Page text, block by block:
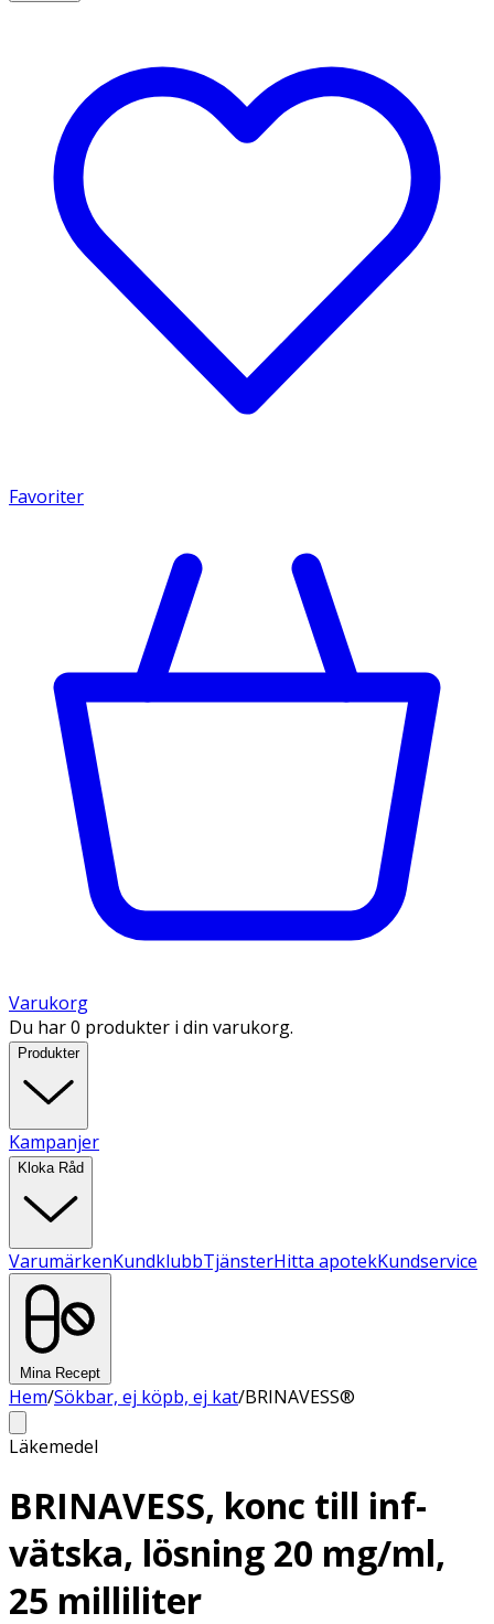
Favoriter
Varukorg
Du har 0 produkter i din varukorg.
Produkter
Kampanjer
Kloka Råd
VarumärkenKundklubbTjänsterHitta apotekKundservice
Mina Recept
Hem/Sökbar, ej köpb, ej kat/BRINAVESS®
Läkemedel
BRINAVESS, konc till inf-
vätska, lösning 20 mg/ml,
25 milliliter